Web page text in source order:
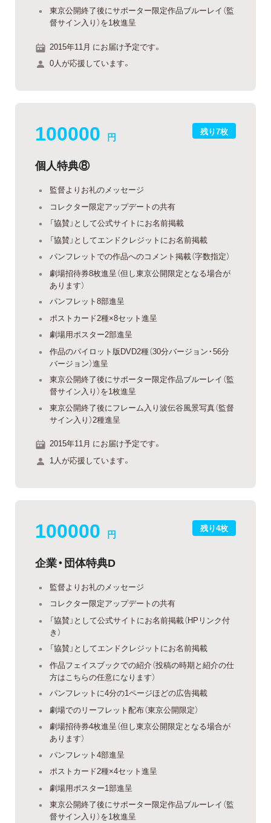
東京公開終了後にサポーター限定作品ブルーレイ（監
督サイン入り）を1枚進呈
2015年11月 にお届け予定です。
0人が応援しています。
残り7枚
100000 円
個人特典⑧
監督よりお礼のメッセージ
コレクター限定アップデートの共有
「協賛」として公式サイトにお名前掲載
「協賛」としてエンドクレジットにお名前掲載
パンフレットでの作品へのコメント掲載（字数指定）
劇場招待券8枚進呈（但し東京公開限定となる場合が
あります）
パンフレット8部進呈
ポストカード2種×8セット進呈
劇場用ポスター2部進呈
作品のパイロット版DVD2種（30分バージョン・56分
バージョン）進呈
東京公開終了後にサポーター限定作品ブルーレイ（監
督サイン入り）を1枚進呈
東京公開終了後にフレーム入り波伝谷風景写真（監督
サイン入り）2種進呈
2015年11月 にお届け予定です。
1人が応援しています。
残り4枚
100000 円
企業・団体特典D
監督よりお礼のメッセージ
コレクター限定アップデートの共有
「協賛」として公式サイトにお名前掲載（HPリンク付
き）
「協賛」としてエンドクレジットにお名前掲載
作品フェイスブックでの紹介（投稿の時期と紹介の仕
方はこちらの任意になります）
パンフレットに4分の1ページほどの広告掲載
劇場でのリーフレット配布（東京公開限定）
劇場招待券4枚進呈（但し東京公開限定となる場合が
あります）
パンフレット4部進呈
ポストカード2種×4セット進呈
劇場用ポスター1部進呈
東京公開終了後にサポーター限定作品ブルーレイ（監
督サイン入り）を1枚進呈